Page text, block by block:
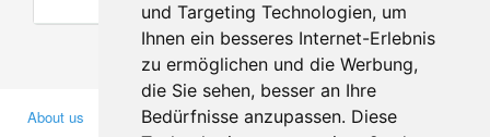
und Targeting Technologien, um
Ihnen ein besseres Internet-Erlebnis
zu ermöglichen und die Werbung,
die Sie sehen, besser an Ihre
Bedürfnisse anzupassen. Diese
About us Business Partners